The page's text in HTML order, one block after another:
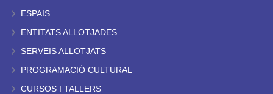
ESPAIS
ENTITATS ALLOTJADES
SERVEIS ALLOTJATS
PROGRAMACIÓ CULTURAL
CURSOS I TALLERS